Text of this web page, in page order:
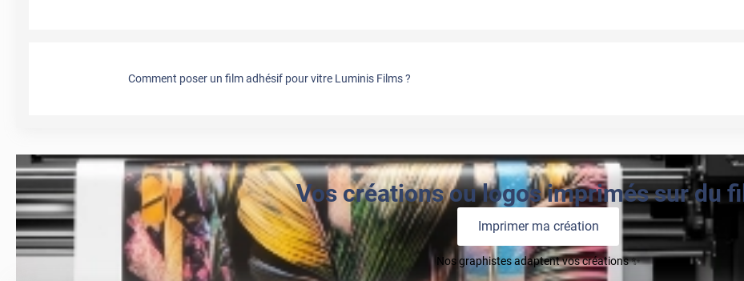
Comment poser un film adhésif pour vitre Luminis Films ?
Vos créations ou logos imprimés sur du
Imprimer ma création
Nos graphistes adaptent vos créations ✨